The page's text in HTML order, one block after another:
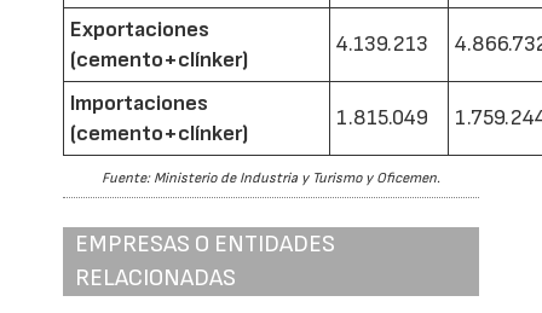
Exportaciones
(cemento+clínker)
4.139.213
Importaciones
(cemento+clínker)
1.815.049
Fuente: Ministerio de Industria y Turismo y Oficemen.
EMPRESAS O ENTIDADES
RELACIONADAS